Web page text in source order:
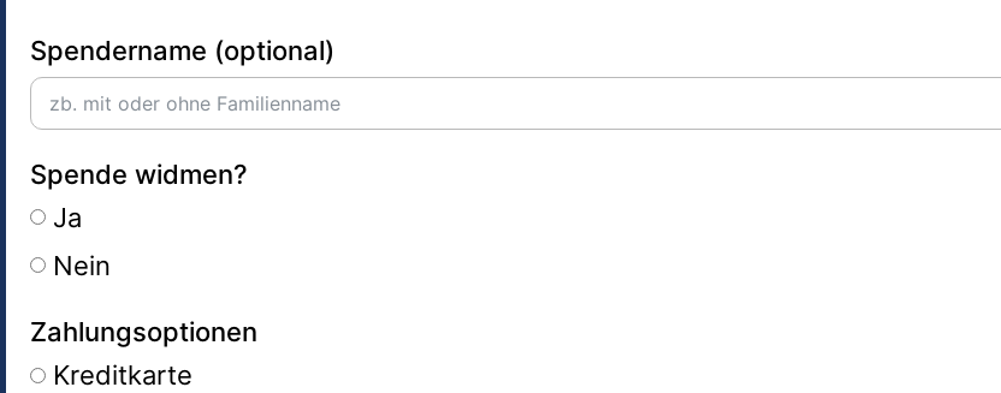
Spendername (optional)
Spende widmen?
Ja
Nein
Zahlungsoptionen
Kreditkarte